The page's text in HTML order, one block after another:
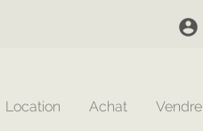
Location Achat Vendre